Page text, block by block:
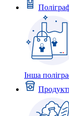
Інша